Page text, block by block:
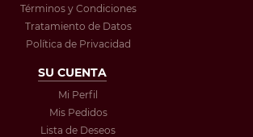
Términos y Condiciones
Tratamiento de Datos
Política de Privacidad
SU CUENTA
Mi Perfil
Mis Pedidos
Lista de Deseos